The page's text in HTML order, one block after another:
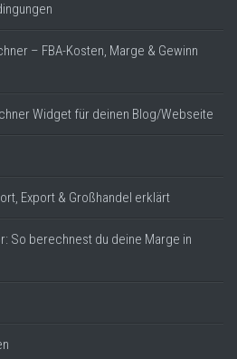
– FBA-Kosten, Marge & Gewinn
Widget für deinen Blog/Webseite
Export & Großhandel erklärt
So berechnest du deine Marge in